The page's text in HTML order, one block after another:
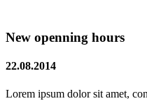
New openning hours
22.08.2014
Lorem ipsum dolor sit amet,